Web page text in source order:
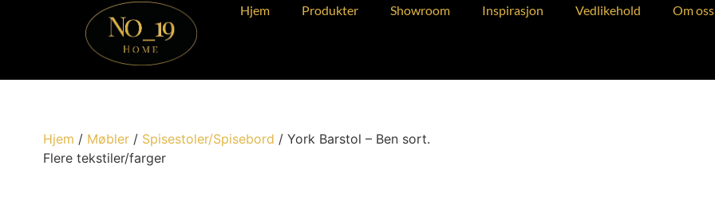
Hjem Produkter Showroom Inspirasjon Vedlikehold Om oss
Hjem / Møbler/ Spisestoler/Spisebord / York Barstol – Ben sort.
Flere tekstiler/farger